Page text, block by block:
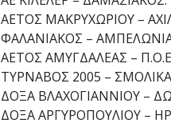
ΑΕΤΟΣ ΜΑΚΡΥΧΩΡΙΟΥ –
ΦΑΛΑΝΙΑΚΟΣ –
ΑΕΤΟΣ ΑΜΥΓΔΑΛΕΑΣ –
ΤΥΡΝΑΒΟΣ 2005 –
ΔΟΞΑ ΒΛΑΧΟΓΙΑΝΝΙΟΥ –
ΔΟΞΑ ΑΡΓΥΡΟΠΟΥΛΙΟΥ –